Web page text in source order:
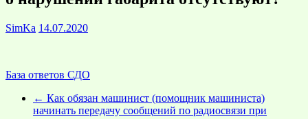
SimKa 14.07.2020
База ответов СДО
← Как обязан машинист (помощник машиниста)
начинать передачу сообщений по радиосвязи при